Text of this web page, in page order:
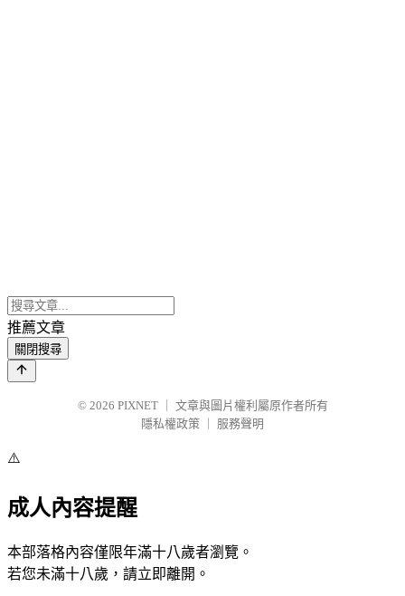
推薦文章
關閉搜尋
© 2026 PIXNET
文章與圖片權利屬原作者所有
隱私權政策
服務聲明
⚠️
成人內容提醒
本部落格內容僅限年滿十八歲者瀏覽。
若您未滿十八歲，請立即離開。